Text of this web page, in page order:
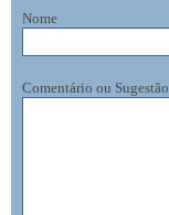
Nome
Comentário ou Sugestão